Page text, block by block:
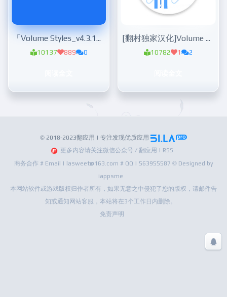
「Volume Styles_v4.3.1会员版」个性音量模块
10137 889 0
[翻村独家汉化]Volume Slider：体验Android P风格音量滑动模块
10782 1 2
© 2018-2023翻应用 | 专注发现优质应用
更多内容请关注微信公众号 / 翻应用 | RSS
商务合作 # Email | lasweet@163.com # QQ | 563955587 © Designed by
iappsme
本网站软件或游戏版权归作者所有，如果无意之中侵犯了您的版权，请邮件告
知或通知网站客服，本站将在3个工作日内删除。
免责声明